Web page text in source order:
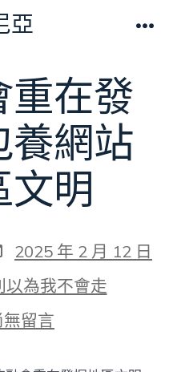
亞
重在發
養網站
文明
2025 年 2 月 12 日
以為我不會走
無留言